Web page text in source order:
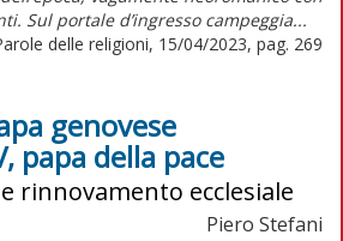
Sul portale d’ingresso campeggia...
delle religioni, 15/04/2023, pag. 269
genovese
papa della pace
rinnovamento ecclesiale
Piero Stefani